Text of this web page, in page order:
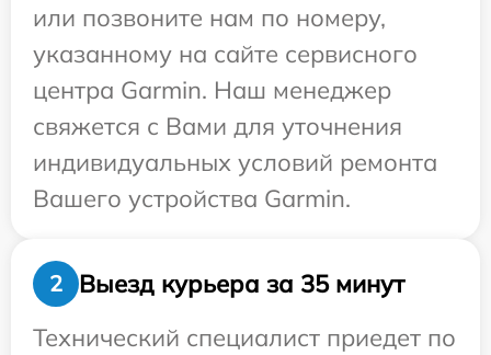
или позвоните нам по номеру,
указанному на сайте сервисного
центра Garmin. Наш менеджер
свяжется с Вами для уточнения
индивидуальных условий ремонта
Вашего устройства Garmin.
2
Выезд курьера за 35 минут
Технический специалист приедет по